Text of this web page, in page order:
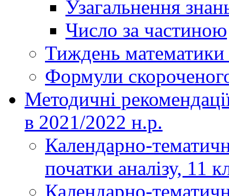
Узагальнення
Число за частиною
Тиждень математики
Формули
Методичні
в 2021/2022 н.р.
Календарно-
початки аналізу, 11
Календарно-